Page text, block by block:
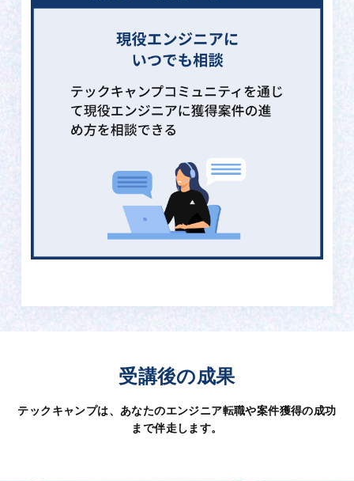
受講後の成果
テックキャンプは、あなたのエンジニア転職や案件獲得の成功
まで伴走します。